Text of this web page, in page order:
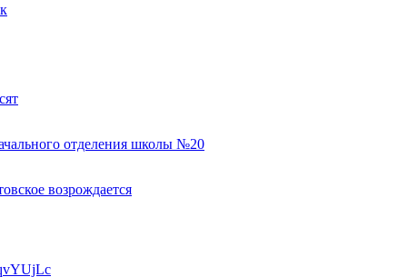
отделения школы №20
возрождается